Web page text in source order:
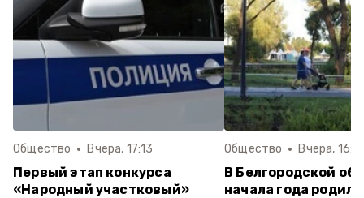
Общество Вчера, 17:13
Первый этап конкурса
«Народный участковый»
Общество Вчера,
В Белгородской
начала года